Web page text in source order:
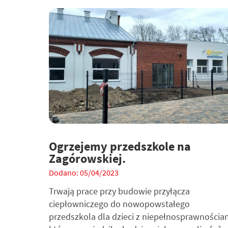
Ogrzejemy przedszkole na
Zagórowskiej.
Dodano: 05/04/2023
Trwają prace przy budowie przyłącza
ciepłowniczego do nowopowstałego
przedszkola dla dzieci z